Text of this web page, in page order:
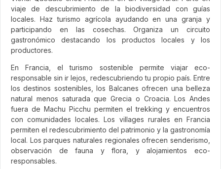
viaje de descubrimiento de la biodiversidad con guías
locales. Haz turismo agrícola ayudando en una granja y
participando en las cosechas. Organiza un circuito
gastronómico destacando los productos locales y los
productores.
En Francia, el turismo sostenible permite viajar eco-
responsable sin ir lejos, redescubriendo tu propio país. Entre
los destinos sostenibles, los Balcanes ofrecen una belleza
natural menos saturada que Grecia o Croacia. Los Andes
fuera de Machu Picchu permiten el trekking y encuentros
con comunidades locales. Los villages rurales en Francia
permiten el redescubrimiento del patrimonio y la gastronomía
local. Los parques naturales regionales ofrecen senderismo,
observación de fauna y flora, y alojamientos eco-
responsables.